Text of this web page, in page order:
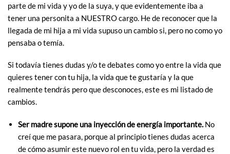
parte de mi vida y yo de la suya, y que evidentemente iba a
tener una personita a NUESTRO cargo. He de reconocer que la
llegada de mi hija a mi vida supuso un cambio si, pero no como yo
pensaba o temía.
Si todavía tienes dudas y/o te debates como yo entre la vida que
quieres tener con tu hija, la vida que te gustaría y la que
realmente tendrás pero que desconoces, este es mi listado de
cambios.
Ser madre supone una inyección de energía importante. No
creí que me pasara, porque al principio tienes dudas acerca
de cómo asumir este nuevo rol en tu vida, pero la verdad es